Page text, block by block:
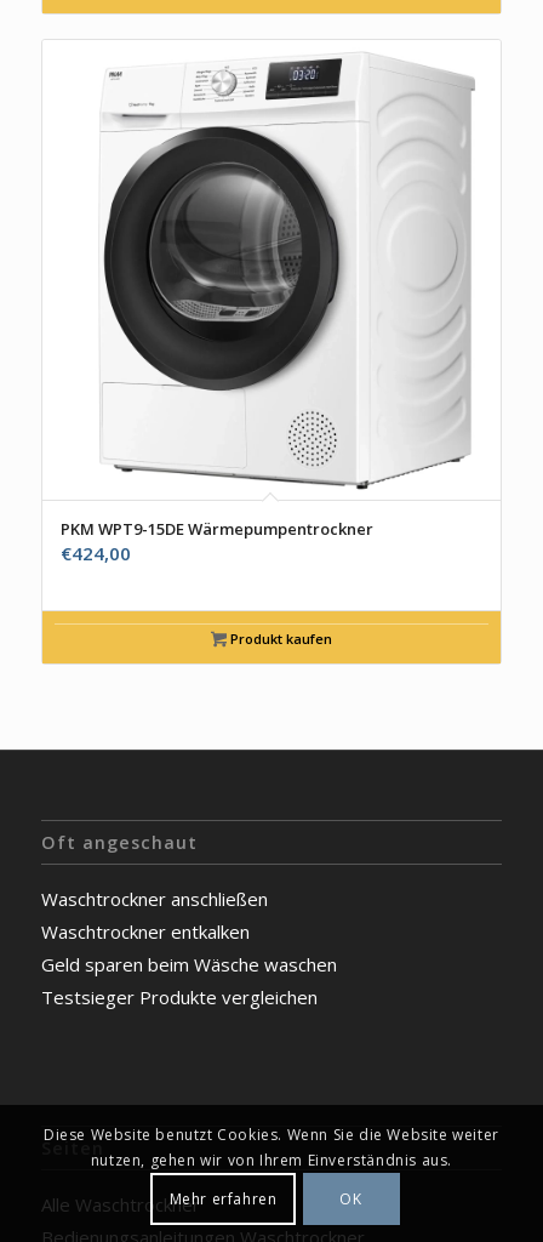
PKM WPT9-15DE Wärmepumpentrockner
€424,00
Produkt kaufen
Oft angeschaut
Waschtrockner anschließen
Waschtrockner entkalken
Geld sparen beim Wäsche waschen
Testsieger Produkte vergleichen
Seiten
Alle Waschtrockner
Diese Website benutzt Cookies. Wenn Sie die Website weiter
nutzen, gehen wir von Ihrem Einverständnis aus.
Mehr erfahren
OK